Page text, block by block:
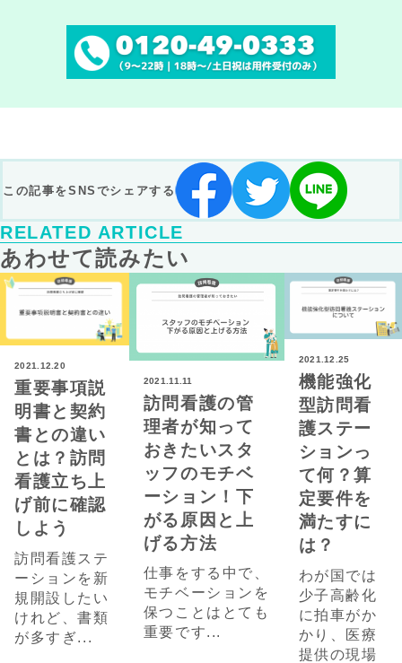
この記事をSNSでシェアする
RELATED ARTICLE
あわせて読みたい
2021.12.20
重要事項説
明書と契約
書との違い
とは？訪問
看護立ち上
げ前に確認
しよう
訪問看護ステ
ーションを新
規開設したい
けれど、書類
が多すぎ...
2021.11.11
訪問看護の管
理者が知って
おきたいスタ
ッフのモチベ
ーション！下
がる原因と上
げる方法
仕事をする中で、
モチベーションを
保つことはとても
重要です...
2021.12.25
機能強化
型訪問看
護ステー
ションっ
て何？算
定要件を
満たすに
は？
わが国では
少子高齢化
に拍車がか
かり、医療
提供の現場